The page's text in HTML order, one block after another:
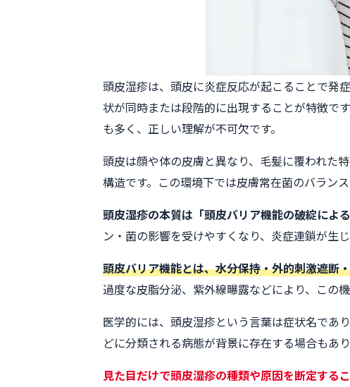
頭皮湿疹は、頭皮に炎症反応が起こることで発
状が同時または段階的に出現することが特徴で
も多く、正しい理解が不可欠です。
頭皮は顔や体の皮膚と異なり、毛髪に覆われた
構造です。この環境下では皮膚常在菌のバラン
頭皮湿疹の本質は「頭皮バリア機能の破綻による
ン・菌の影響を受けやすくなり、炎症連鎖が生
頭皮バリア機能とは、水分保持・外的刺激遮断
過度な皮脂分泌、紫外線曝露などにより、この
医学的には、頭皮湿疹という言葉は症状名であ
どに分類される病態が背景に存在する場合もあ
見た目だけで頭皮湿疹の種類や原因を断定する